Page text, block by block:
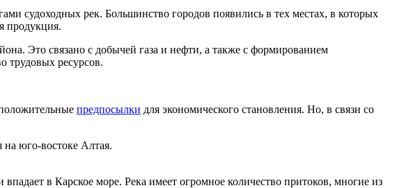
судоходных рек. Большинство городов появились в тех местах, в которых
продукция.
Это связано с добычей газа и нефти, а также с формированием
трудовых ресурсов.
предпосылки для экономического становления. Но, в связи со
на юго-востоке Алтая.
в Карское море. Река имеет огромное количество притоков, многие из